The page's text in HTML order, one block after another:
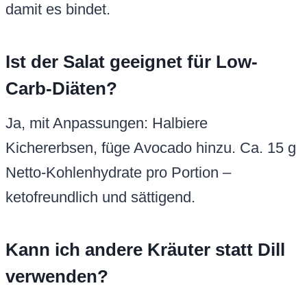
damit es bindet.
Ist der Salat geeignet für Low-
Carb-Diäten?
Ja, mit Anpassungen: Halbiere
Kichererbsen, füge Avocado hinzu. Ca. 15 g
Netto-Kohlenhydrate pro Portion –
ketofreundlich und sättigend.
Kann ich andere Kräuter statt Dill
verwenden?